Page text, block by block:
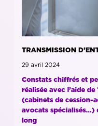
TRANSMISSION
29 avril 2024
Constats chiffrés et
réalisée avec l’aide
(cabinets de cession-
avocats
long